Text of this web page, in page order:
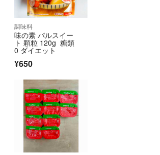
降ります❗
させて頂きます。
せて頂く場合も御座いま
いますので御了承下さい
セルさせて頂きます)メッ
します。
・返品は不可になります‼️
す‼️
調味料
味の素 パルスイー
ト 顆粒 120g 糖類
0 ダイエット
¥650